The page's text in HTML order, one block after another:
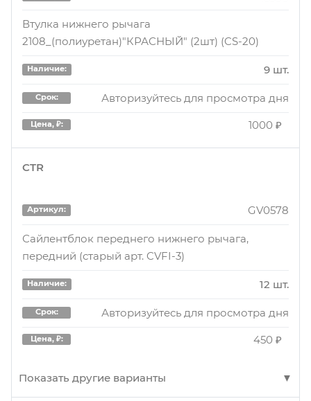
Втулка нижнего рычага
2108_(полиуретан)"КРАСНЫЙ" (2шт) (CS-20)
Наличие: 9 шт.
Срок: Авторизуйтесь для просмотра дня
Цена, ₽: 1000 ₽
CTR
Артикул: GV0578
Сайлентблок переднего нижнего рычага,
передний (старый арт. CVFI-3)
Наличие: 12 шт.
Срок: Авторизуйтесь для просмотра дня
Цена, ₽: 450 ₽
Показать другие варианты